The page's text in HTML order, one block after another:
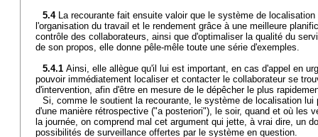
5.4 La recourante fait ensuite valoir que le système de localisation
l'organisation du travail et le rendement grâce à une meilleure
contrôle des collaborateurs, ainsi que d'optimaliser la qualité du
de son propos, elle donne pêle-mêle toute une série d'exemples.
5.4.1 Ainsi, elle allègue qu'il lui est important, en cas d'appel en
pouvoir immédiatement localiser et contacter le collaborateur se
d'intervention, afin d'être en mesure de le dépêcher le plus
Si, comme le soutient la recourante, le système de localisation lui
d'une manière rétrospective ("a posteriori"), le soir, quand et où les
la journée, on comprend mal cet argument qui jette, à vrai dire, un
possibilités de surveillance offertes par le système en question.